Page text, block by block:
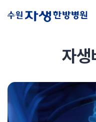
추천 검색어 #초음파약침
#교통사고
자생